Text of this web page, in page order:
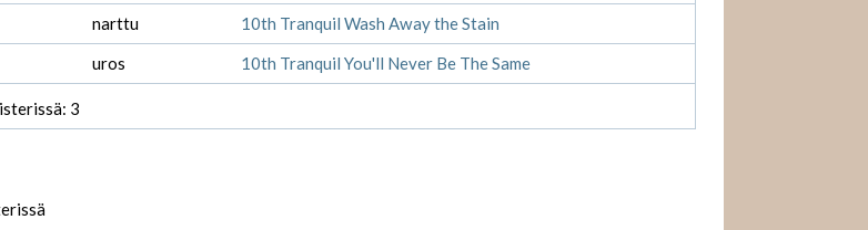
narttu
10th Tranquil Wash Away the Stain
uros 10th Tranquil You'll Never Be The Same
3